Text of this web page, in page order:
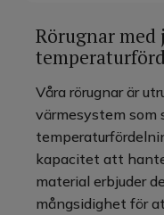
Rörugnar med
Våra rörugnar är
värmesystem som
kapacitet att
material erbjuder
mångsidighet för